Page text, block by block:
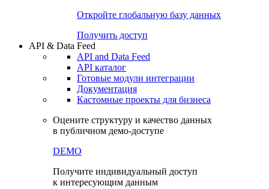
Откройте глобальную базу данных
Получить доступ
API & Data Feed
API and Data Feed
API каталог
Готовые модули интеграции
Документация
Кастомные проекты для бизнеса
Оцените структуру и качество данных
в публичном демо-доступе
DEMO
Получите индивидуальный доступ
к интересующим данным